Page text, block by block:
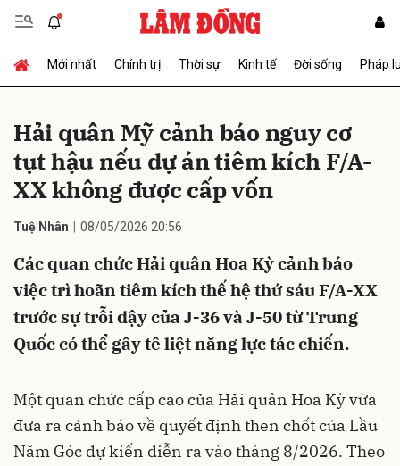
Mới nhất Chính trị Thời sự Kinh tế Đời sống Pháp
Hải quân Mỹ cảnh báo nguy cơ
tụt hậu nếu dự án tiêm kích F/A-
XX không được cấp vốn
Tuệ Nhân 08/05/2026 20:56
Các quan chức Hải quân Hoa Kỳ cảnh báo
việc trì hoãn tiêm kích thế hệ thứ sáu F/A-XX
trước sự trỗi dậy của J-36 và J-50 từ Trung
Quốc có thể gây tê liệt năng lực tác chiến.
Một quan chức cấp cao của Hải quân Hoa Kỳ vừa
đưa ra cảnh báo về quyết định then chốt của Lầu
Năm Góc dự kiến diễn ra vào tháng 8/2026. Theo
Gửi bình luận
Hủy Gửi